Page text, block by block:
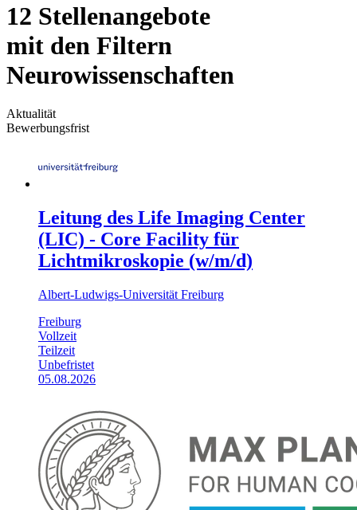
12 Stellenangebote
mit den Filtern
Neurowissenschaften
Aktualität
Bewerbungsfrist
Leitung des Life Imaging Center
(LIC) - Core Facility für
Lichtmikroskopie (w/m/d)
Albert-Ludwigs-Universität Freiburg
Freiburg
Vollzeit
Teilzeit
Unbefristet
05.08.2026